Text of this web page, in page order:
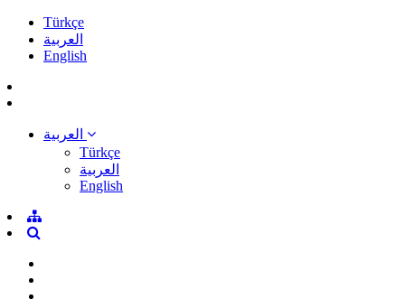
Türkçe
العربية
English
Türkçe
العربية
English